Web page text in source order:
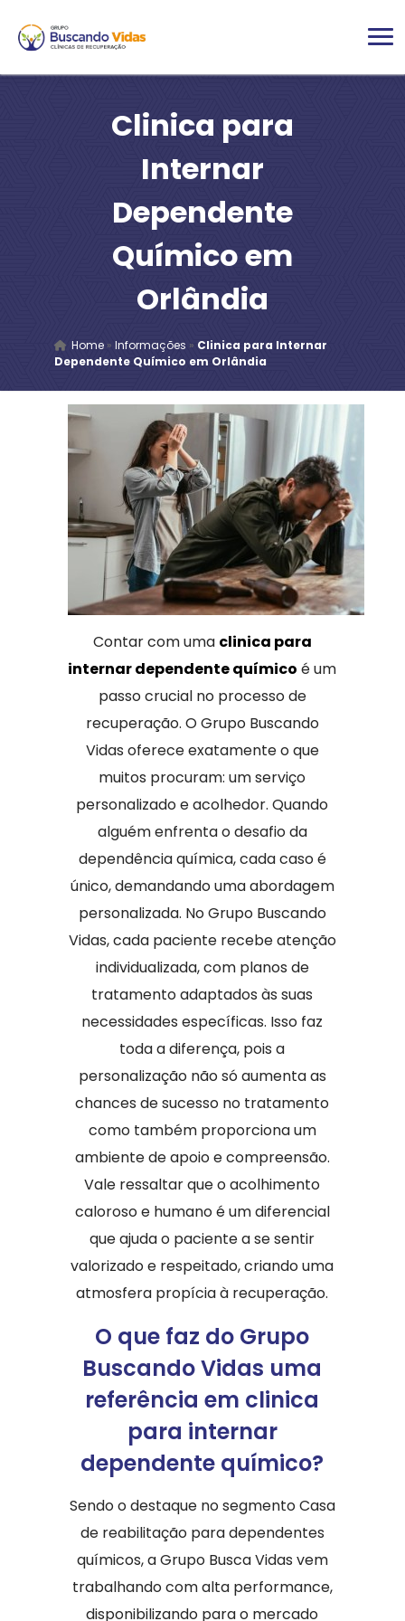
Clinica para
Internar
Dependente
Químico em
Orlândia
Home» Informações » Clinica para Internar
Dependente Químico em Orlândia
Contar com uma clinica para
internar dependente químico é um
passo crucial no processo de
recuperação. O Grupo Buscando
Vidas oferece exatamente o que
muitos procuram: um serviço
personalizado e acolhedor. Quando
alguém enfrenta o desafio da
dependência química, cada caso é
único, demandando uma abordagem
personalizada. No Grupo Buscando
Vidas, cada paciente recebe atenção
individualizada, com planos de
tratamento adaptados às suas
necessidades específicas. Isso faz
toda a diferença, pois a
personalização não só aumenta as
chances de sucesso no tratamento
como também proporciona um
ambiente de apoio e compreensão.
Vale ressaltar que o acolhimento
caloroso e humano é um diferencial
que ajuda o paciente a se sentir
valorizado e respeitado, criando uma
atmosfera propícia à recuperação.
O que faz do Grupo
Buscando Vidas uma
referência em clinica
para internar
dependente químico?
Sendo o destaque no segmento Casa
de reabilitação para dependentes
químicos, a Grupo Busca Vidas vem
trabalhando com alta performance,
disponibilizando para o mercado